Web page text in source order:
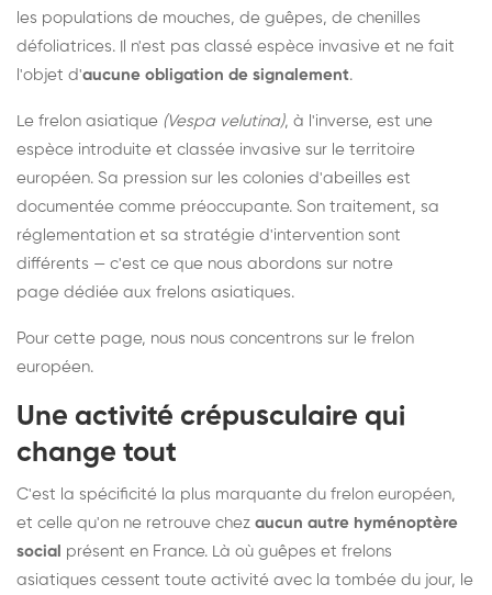
les populations de mouches, de guêpes, de chenilles
défoliatrices. Il n'est pas classé espèce invasive et ne fait
l'objet d'aucune obligation de signalement.
Le frelon asiatique (Vespa velutina), à l'inverse, est une
espèce introduite et classée invasive sur le territoire
européen. Sa pression sur les colonies d'abeilles est
documentée comme préoccupante. Son traitement, sa
réglementation et sa stratégie d'intervention sont
différents — c'est ce que nous abordons sur notre
page dédiée aux frelons asiatiques.
Pour cette page, nous nous concentrons sur le frelon
européen.
Une activité crépusculaire qui
change tout
C'est la spécificité la plus marquante du frelon européen,
et celle qu'on ne retrouve chez aucun autre hyménoptère
social présent en France. Là où guêpes et frelons
asiatiques cessent toute activité avec la tombée du jour, le